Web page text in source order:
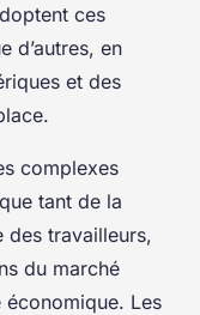
ces
d’autres, en
et des
complexes
tant de la
des travailleurs,
du marché
économique. Les